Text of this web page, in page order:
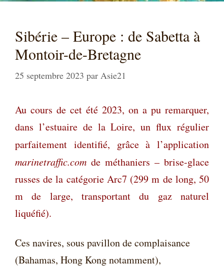
Sibérie – Europe : de Sabetta à
Montoir-de-Bretagne
25 septembre 2023 par Asie21
Au cours de cet été 2023, on a pu remarquer,
dans l’estuaire de la Loire, un flux régulier
parfaitement identifié, grâce à l’application
marinetraffic.com de méthaniers – brise-glace
russes de la catégorie Arc7 (299 m de long, 50
m de large, transportant du gaz naturel
liquéfié).
Ces navires, sous pavillon de complaisance
(Bahamas, Hong Kong notamment),